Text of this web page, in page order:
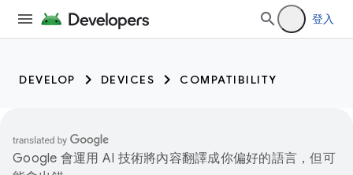
登入
DEVELOP DEVICES COMPATIBILITY
Google 會運用 AI 技術將內容翻譯成你偏好的語言，但可